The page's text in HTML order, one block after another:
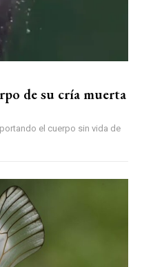
de su cría muerta
el cuerpo sin vida de